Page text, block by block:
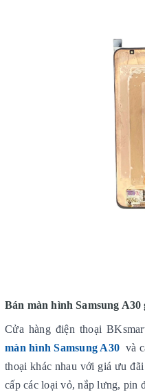
Bán màn hình Samsung
Cửa hàng điện thoại
màn hình Samsung A30 và
thoại khác nhau với giá ưu
cấp các loại vỏ, nắp lưng, pin